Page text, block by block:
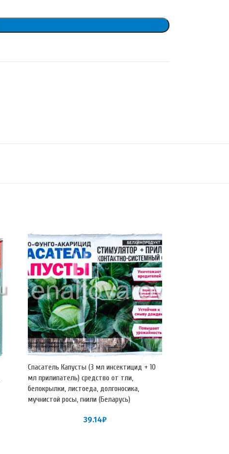
Спасатель Капусты (3 мл инсектицид + 10
мл прилипатель) средство от тли,
белокрылки, листоеда, долгоносика,
мучнистой росы, гнили (Беларусь)
39.14₽